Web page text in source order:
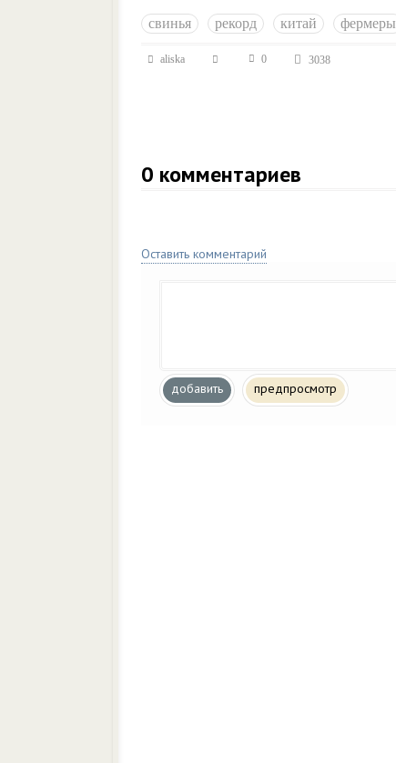
свинья рекорд китай фермеры
aliska 0 3038
0 комментариев
Оставить комментарий
добавить предпросмотр